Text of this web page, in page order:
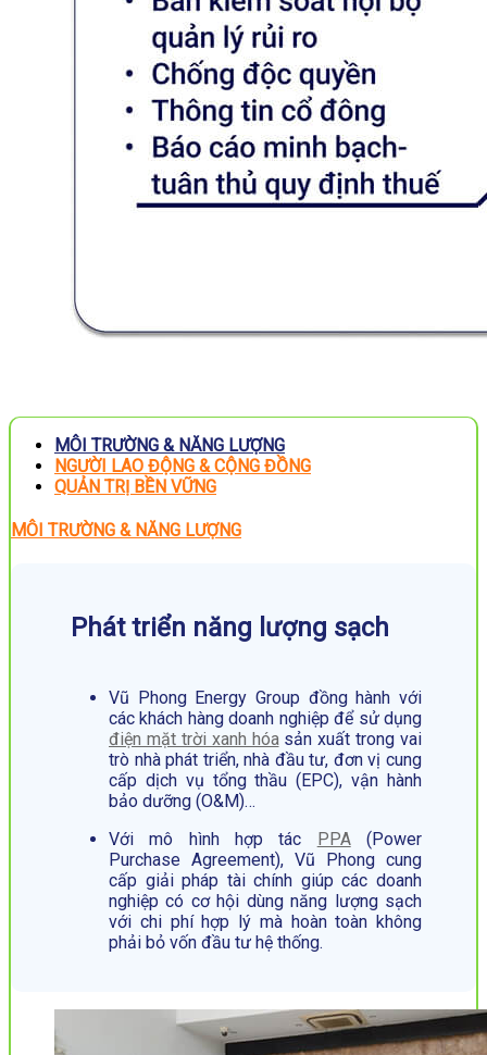
MÔI TRƯỜNG & NĂNG LƯỢNG
NGƯỜI LAO ĐỘNG & CỘNG ĐỒNG
QUẢN TRỊ BỀN VỮNG
MÔI TRƯỜNG & NĂNG LƯỢNG
Phát triển năng lượng sạch
Vũ Phong Energy Group đồng hành với
các khách hàng doanh nghiệp để sử dụng
điện mặt trời xanh hóasản xuất trong vai
trò nhà phát triển, nhà đầu tư, đơn vị cung
cấp dịch vụ tổng thầu (EPC), vận hành
bảo dưỡng (O&M)…
Với mô hình hợp tác
PPA(Power
Purchase Agreement), Vũ Phong cung
cấp giải pháp tài chính giúp các doanh
nghiệp có cơ hội dùng năng lượng sạch
với chi phí hợp lý mà hoàn toàn không
phải bỏ vốn đầu tư hệ thống.